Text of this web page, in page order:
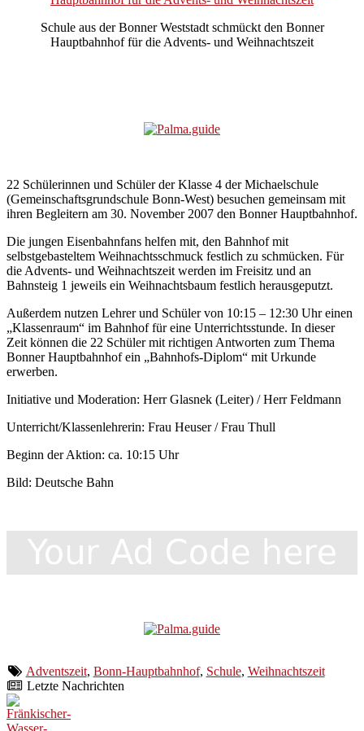
Schule aus der Bonner Weststadt schmückt den Bonner
Hauptbahnhof für die Advents- und Weihnachtszeit
22 Schülerinnen und Schüler der Klasse 4 der Michaelschule
(Gemeinschaftsgrundschule Bonn-West) besuchen gemeinsam mit
ihren Begleitern am 30. November 2007 den Bonner Hauptbahnhof.
Die jungen Eisenbahnfans helfen mit, den Bahnhof mit
selbstgebasteltem Weihnachtsschmuck festlich zu schmücken. Für
die Advents- und Weihnachtszeit werden im Freisitz und an
Bahnsteig 1 jeweils ein Weihnachtsbaum festlich herausgeputzt.
Außerdem nutzen Lehrer und Schüler von 10:15 – 12:30 Uhr einen
„Klassenraum“ im Bahnhof für eine Unterrichtsstunde. In dieser
Zeit können die 22 Schüler mit richtigen Antworten zum Thema
Bonner Hauptbahnhof ein „Bahnhofs-Diplom“ mit Urkunde
erwerben.
Initiative und Moderation: Herr Glasnek (Leiter) / Herr Feldmann
Unterricht/Klassenlehrerin: Frau Heuser / Frau Thull
Beginn der Aktion: ca. 10:15 Uhr
Bild: Deutsche Bahn
Adventszeit, Bonn-Hauptbahnhof, Schule, Weihnachtszeit
Letzte Nachrichten